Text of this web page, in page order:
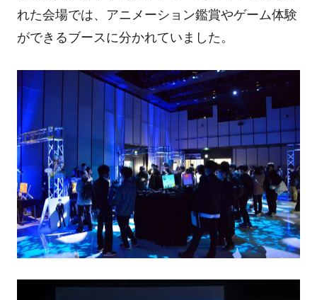
れた会場では、アニメーション鑑賞やゲーム体験
ができるブースに分かれていました。